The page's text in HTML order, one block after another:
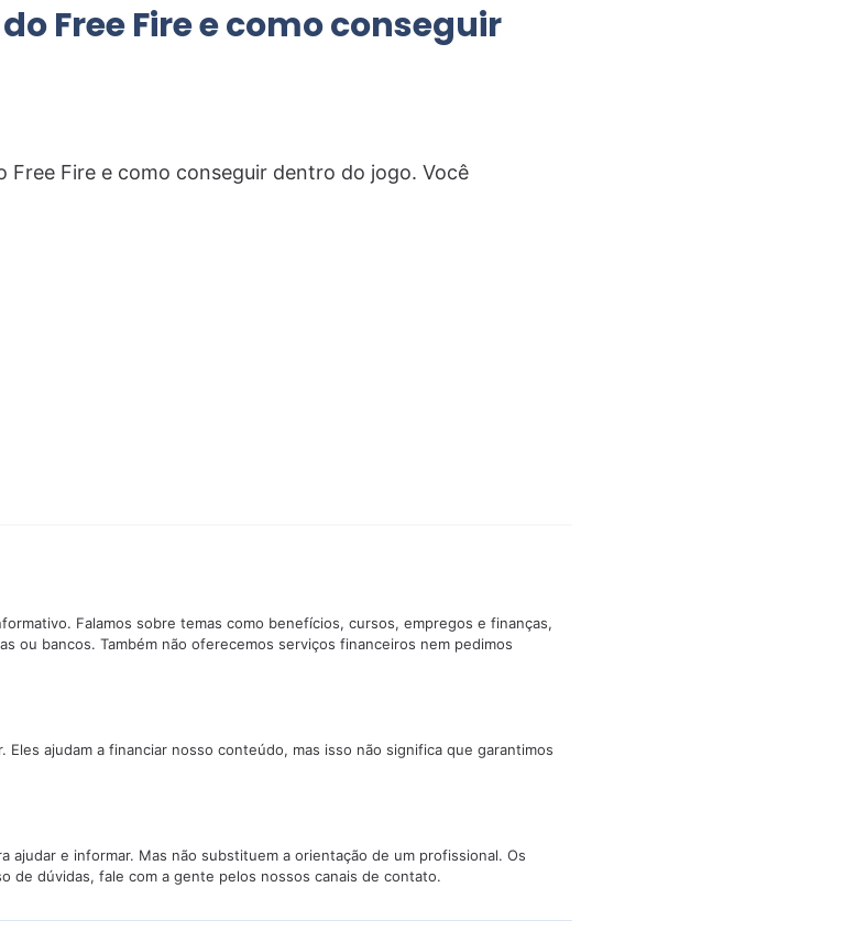
Free Fire e como conseguir
Free Fire e como conseguir dentro do jogo. Você
Falamos sobre temas como benefícios, cursos, empregos e finanças,
ou bancos. Também não oferecemos serviços financeiros nem pedimos
ajudam a financiar nosso conteúdo, mas isso não significa que garantimos
ajudar e informar. Mas não substituem a orientação de um profissional. Os
de dúvidas, fale com a gente pelos nossos canais de contato.